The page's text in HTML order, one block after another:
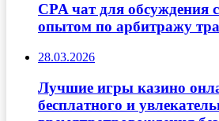
CPA чат для обсуждения
опытом по арбитражу
28.03.2026
Лучшие игры казино
бесплатного и